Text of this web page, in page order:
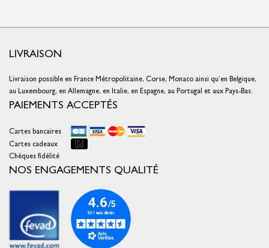
LIVRAISON
Livraison possible en France Métropolitaine, Corse, Monaco ainsi qu’en Belgique,
au Luxembourg, en Allemagne, en Italie, en Espagne, au Portugal et aux Pays-Bas.
PAIEMENTS ACCEPTÉS
Cartes bancaires
Cartes cadeaux
Chèques fidélité
NOS ENGAGEMENTS QUALITÉ